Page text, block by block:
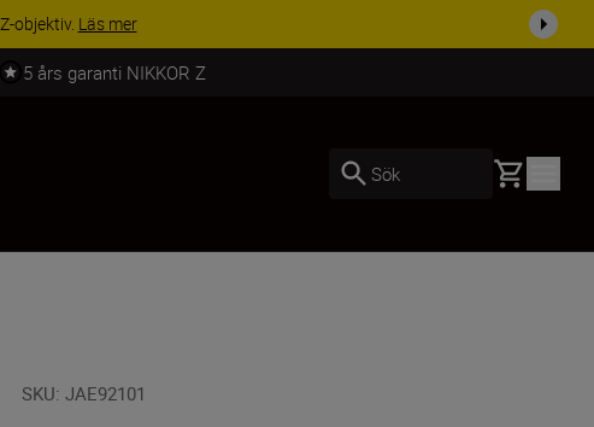
i dagHandla nu
5 års garanti NIKKOR Z
Sök Basket
SKU:JAE92101